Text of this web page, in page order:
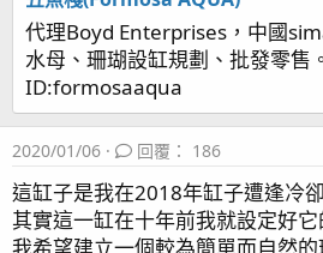
起
人
期
代理Boyd Enterprises，中國
水母、珊瑚設缸規劃、批發零售
ID:formosaaqua
2020/01/06 回覆： 186
這缸子是我在2018年缸子遭逢冷
其實這一缸在十年前我就設定好